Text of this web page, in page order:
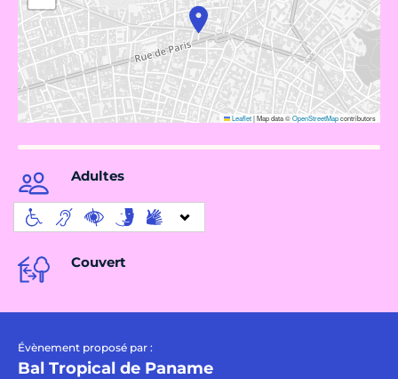
Leaflet|Map data ©OpenStreetMapcontributors
Adultes
Couvert
Évènement proposé par :
Bal Tropical de Paname